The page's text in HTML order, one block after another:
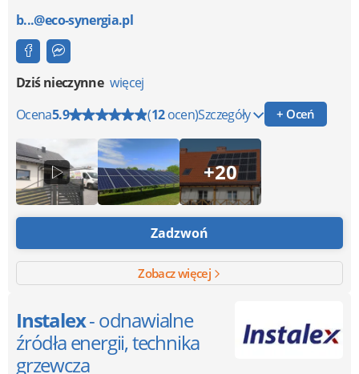
b...@eco-synergia.pl
Dziś nieczynne więcej
Ocena5.9 (12ocen)Szczegóły + Oceń
+20
Zadzwoń
Zobacz więcej
Instalex- odnawialne
źródła energii, technika
grzewcza